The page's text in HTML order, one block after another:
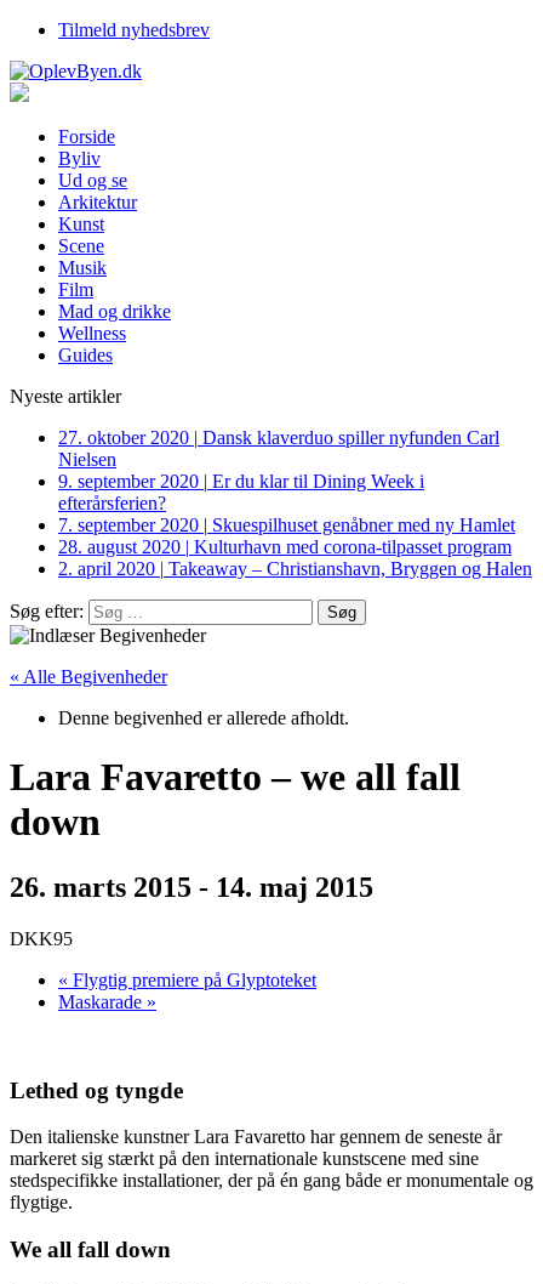
Tilmeld nyhedsbrev
Forside
Byliv
Ud og se
Arkitektur
Kunst
Scene
Musik
Film
Mad og drikke
Wellness
Guides
Nyeste artikler
27. oktober 2020 | Dansk klaverduo spiller nyfunden Carl
Nielsen
9. september 2020 | Er du klar til Dining Week i
efterårsferien?
7. september 2020 | Skuespilhuset genåbner med ny Hamlet
28. august 2020 | Kulturhavn med corona-tilpasset program
2. april 2020 | Takeaway – Christianshavn, Bryggen og Halen
Søg efter:
« Alle Begivenheder
Denne begivenhed er allerede afholdt.
Lara Favaretto – we all fall
down
26. marts 2015 - 14. maj 2015
DKK95
« Flygtig premiere på Glyptoteket
Maskarade »
Lethed og tyngde
Den italienske kunstner Lara Favaretto har gennem de seneste år
markeret sig stærkt på den internationale kunstscene med sine
stedspecifikke installationer, der på én gang både er monumentale og
flygtige.
We all fall down